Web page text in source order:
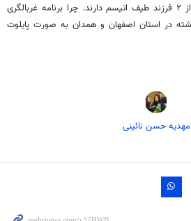
اتیسمدارند. چرا برنامه غربالگری
گذشته در استان اصفهان و همدان به صورت پایلوت
مهدیه حسن نائینی